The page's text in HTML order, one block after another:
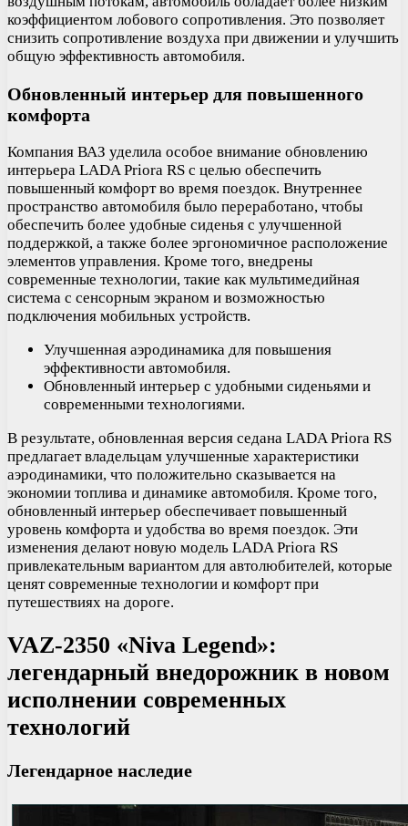
коэффициентом лобового сопротивления. Это позволяет
снизить сопротивление воздуха при движении и улучшить
общую эффективность автомобиля.
Обновленный интерьер для повышенного
комфорта
Компания ВАЗ уделила особое внимание обновлению
интерьера LADA Priora RS с целью обеспечить
повышенный комфорт во время поездок. Внутреннее
пространство автомобиля было переработано, чтобы
обеспечить более удобные сиденья с улучшенной
поддержкой, а также более эргономичное расположение
элементов управления. Кроме того, внедрены
современные технологии, такие как мультимедийная
система с сенсорным экраном и возможностью
подключения мобильных устройств.
Улучшенная аэродинамика для повышения
эффективности автомобиля.
Обновленный интерьер с удобными сиденьями и
современными технологиями.
В результате, обновленная версия седана LADA Priora RS
предлагает владельцам улучшенные характеристики
аэродинамики, что положительно сказывается на
экономии топлива и динамике автомобиля. Кроме того,
обновленный интерьер обеспечивает повышенный
уровень комфорта и удобства во время поездок. Эти
изменения делают новую модель LADA Priora RS
привлекательным вариантом для автолюбителей, которые
ценят современные технологии и комфорт при
путешествиях на дороге.
VAZ-2350 «Niva Legend»:
легендарный внедорожник в новом
исполнении современных
технологий
Легендарное наследие